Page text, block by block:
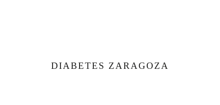
DIABETES ZARAGOZA